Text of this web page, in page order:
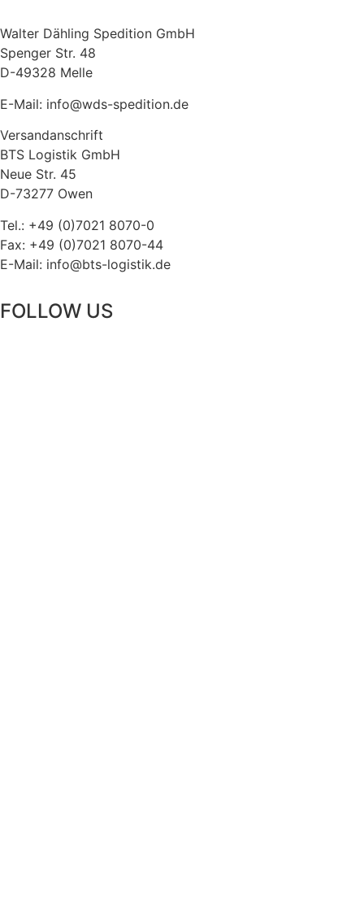
Walter Dähling Spedition GmbH
Spenger Str. 48
D-49328 Melle
E-Mail: info@wds-spedition.de
Versandanschrift
BTS Logistik GmbH
Neue Str. 45
D-73277 Owen
Tel.: +49 (0)7021 8070-0
Fax: +49 (0)7021 8070-44
E-Mail: info@bts-logistik.de
FOLLOW US